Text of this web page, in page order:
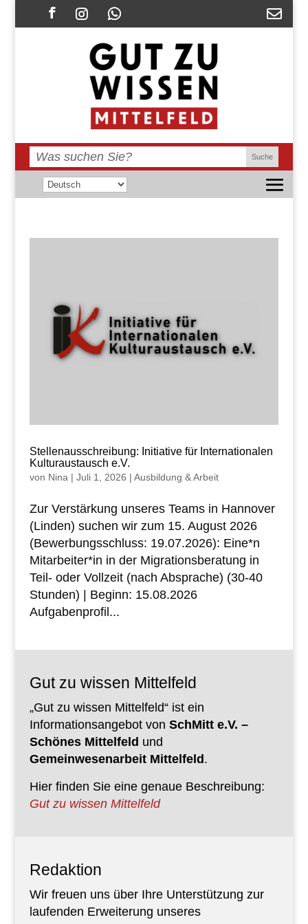
Stellenausschreibung: Initiative für Internationalen
Kulturaustausch e.V.
von Nina| Juli 1, 2026 | Ausbildung & Arbeit
Zur Verstärkung unseres Teams in Hannover
(Linden) suchen wir zum 15. August 2026
(Bewerbungsschluss: 19.07.2026): Eine*n
Mitarbeiter*in in der Migrationsberatung in
Teil- oder Vollzeit (nach Absprache) (30-40
Stunden) | Beginn: 15.08.2026
Aufgabenprofil...
Gut zu wissen Mittelfeld
„Gut zu wissen Mittelfeld“ ist ein
Informationsangebot von SchMitt e.V. –
Schönes Mittelfeld und
Gemeinwesenarbeit Mittelfeld .
Hier finden Sie eine genaue Beschreibung:
Gut zu wissen Mittelfeld
Redaktion
Wir freuen uns über Ihre Unterstützung zur
laufenden Erweiterung unseres